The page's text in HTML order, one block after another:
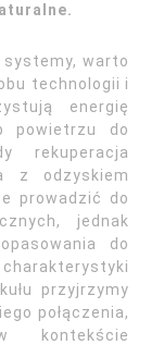
systemy, warto
technologii i
energię
powietrzu do
rekuperacja
z odzyskiem
prowadzić do
jednak
do
przyjrzymy
połączenia,
kontekście